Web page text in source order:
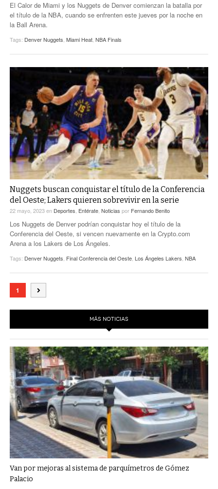
El Calor de Miami y los Nuggets de Denver comienzan la batalla por
el título de la NBA, cuando se enfrenten este jueves por la noche en
la Ball Arena.
Tags: Denver Nuggets, Miami Heat, NBA Finals
Nuggets buscan conquistar el título de la Conferencia
del Oeste; Lakers quieren sobrevivir en la serie
22 mayo, 2023en Deportes Entérate Noticias por Fernando Benito
Los Nuggets de Denver podrían conquistar hoy el título de la
Conferencia del Oeste, si vencen nuevamente en la Crypto.com
Arena a los Lakers de Los Ángeles.
Tags: Denver Nuggets Final Conferencia del Oeste Los Ángeles Lakers NBA
1
MÁS NOTICIAS
Van por mejoras al sistema de parquímetros de Gómez
Palacio